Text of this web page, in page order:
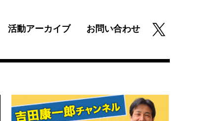
活動アーカイブ お問い合わせ